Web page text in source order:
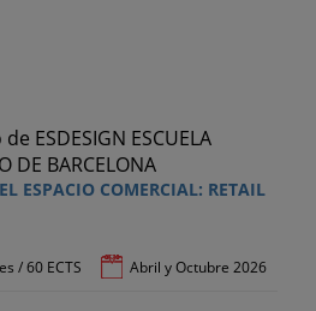
ESPACIO COMERCIAL: RETAIL
/ 60 ECTS Abril y Octubre 2026